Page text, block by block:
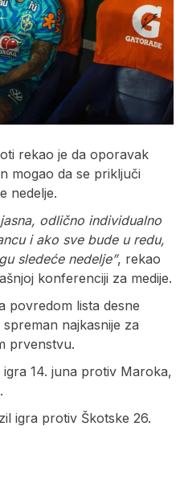
rekao je da oporavak
mogao da se priključi
nedelje.
odlično individualno
i ako sve bude u redu,
sledeće nedelje”, rekao
konferenciji za medije.
povredom lista desne
najkasnije za
prvenstvu.
14. juna protiv Maroka,
igra protiv Škotske 26.